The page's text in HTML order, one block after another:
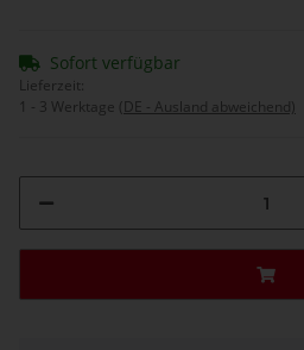
Sofort verfügbar
Lieferzeit:
1 - 3 Werktage (DE - Ausland abweichend)